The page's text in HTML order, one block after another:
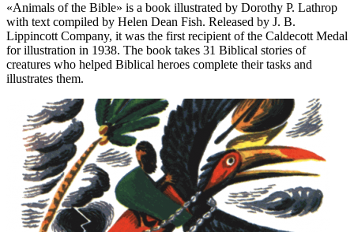
«Animals of the Bible» is a book illustrated by Dorothy P. Lathrop
with text compiled by Helen Dean Fish. Released by J. B.
Lippincott Company, it was the first recipient of the Caldecott Medal
for illustration in 1938. The book takes 31 Biblical stories of
creatures who helped Biblical heroes complete their tasks and
illustrates them.